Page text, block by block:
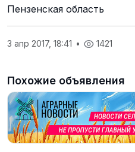
Пензенская область
3 апр 2017, 18:41 • 1421
Похожие объявления